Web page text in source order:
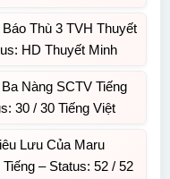
Thù 3 TVH Thuyết
HD Thuyết Minh
Nàng SCTV Tiếng
30 / 30 Tiếng Việt
Lưu Của Maru
– Status: 52 / 52